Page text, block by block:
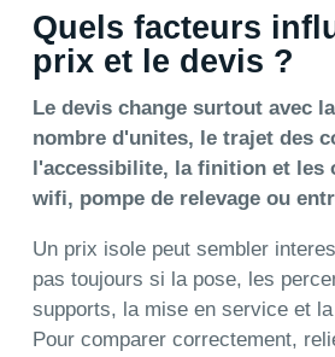
Quels facteurs
prix et le devis ?
Le devis change surtout avec
nombre d'unites, le trajet des
l'accessibilite, la finition et les
wifi, pompe de relevage ou
Un prix isole peut sembler
pas toujours si la pose, les
supports, la mise en service et
Pour comparer correctement,